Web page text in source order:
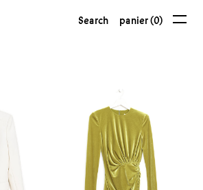
Search panier (0)